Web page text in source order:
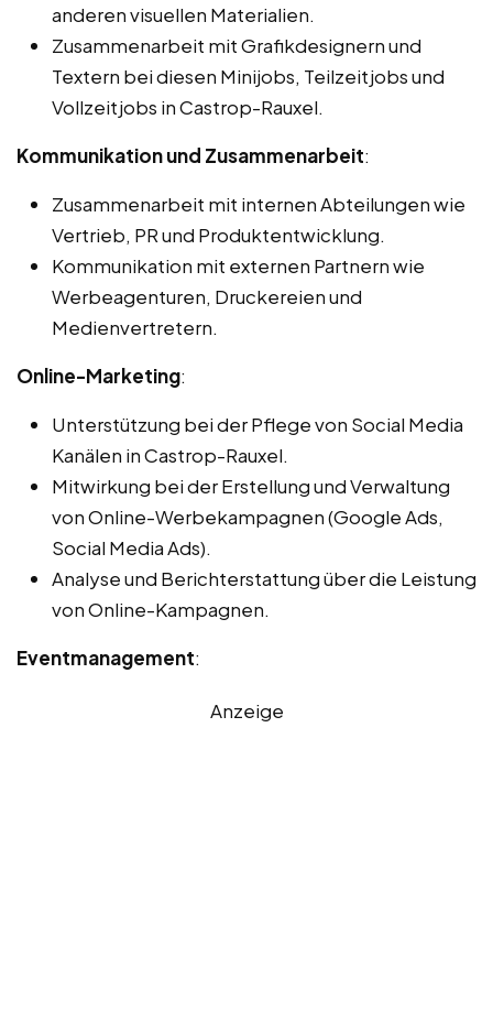
anderen visuellen Materialien.
Zusammenarbeit mit Grafikdesignern und
Textern bei diesen Minijobs, Teilzeitjobs und
Vollzeitjobs in Castrop-Rauxel.
Kommunikation und Zusammenarbeit:
Zusammenarbeit mit internen Abteilungen wie
Vertrieb, PR und Produktentwicklung.
Kommunikation mit externen Partnern wie
Werbeagenturen, Druckereien und
Medienvertretern.
Online-Marketing:
Unterstützung bei der Pflege von Social Media
Kanälen in Castrop-Rauxel.
Mitwirkung bei der Erstellung und Verwaltung
von Online-Werbekampagnen (Google Ads,
Social Media Ads).
Analyse und Berichterstattung über die Leistung
von Online-Kampagnen.
Eventmanagement:
Anzeige